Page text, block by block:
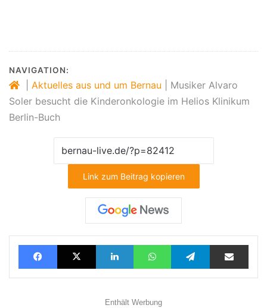
NAVIGATION:
Aktuelles aus und um Bernau
Musiker Alvaro
Soler besucht die Kinderonkologie im Helios Klinikum
Berlin-Buch
Link zum Beitrag kopieren
FacebookX LinkedInWhatsAppTelegramTeilen via E-Mail
Enthält Werbung